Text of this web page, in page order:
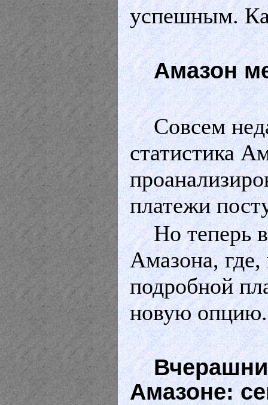
успешным.
Амазон
Совсем
статистика
платежи
Но теперь
Амазона, где,
подробной
новую опцию.
Амазоне: